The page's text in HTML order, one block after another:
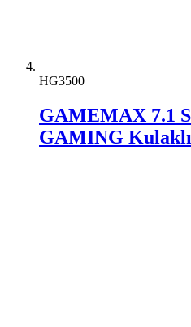
HG3500
GAMEMAX 7.1
GAMING